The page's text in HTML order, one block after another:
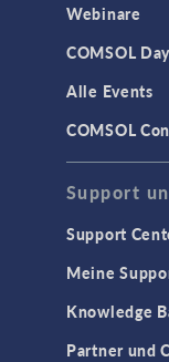
Webinare
COMSOL
Alle Events
COMSOL
Support
Support
Meine
Knowledge
Partner und